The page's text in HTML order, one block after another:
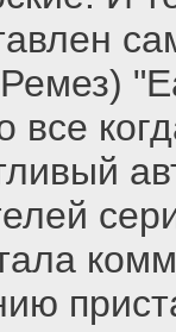
все